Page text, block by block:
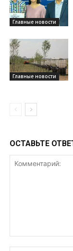
Главные новости
Главные новости
ОСТАВЬТЕ